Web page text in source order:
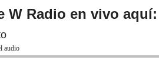
W Radio en vivo aquí:
audio